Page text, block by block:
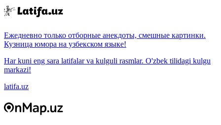
Ежедневно только отборные анекдоты, смешные картинки.
Кузница юмора на узбекском языке!
Har kuni eng sara latifalar va kulguli rasmlar. O'zbek tilidagi kulgu
markazi!
latifa.uz